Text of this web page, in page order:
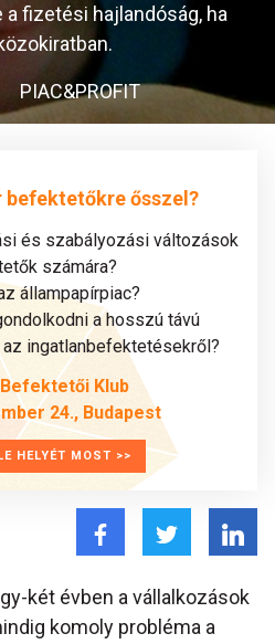
a fizetési hajlandóság, ha
PIAC&PROFIT
befektetőkre ősszel?
és szabályozási változások
számára?
állampapírpiac?
a hosszú távú
ingatlanbefektetésekről?
Klub
24., Budapest
HELYÉT MOST >>
két évben a vállalkozások
komoly probléma a